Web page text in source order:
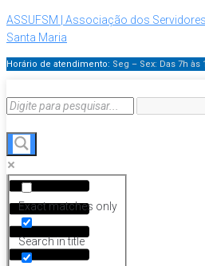
ASSUFSM | Associação dos
Santa Maria
Horário de atendimento: Seg – Sex: Das 7h
Exact matches only
Search in title
Menu